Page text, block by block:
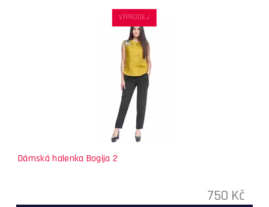
VÝPRODEJ
Dámská halenka Bogija 2
750 Kč